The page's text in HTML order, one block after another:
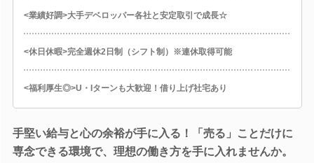
<業績好調>大手デベロッパー各社と安定取引で成長☆
<休日休暇>完全週休2日制（シフト制）※連休取得可能
<福利厚生◎>U・Iターンも大歓迎！借り上げ社宅あり
手堅い給与と心の余裕が手に入る！「売る」ことだけに
専念できる環境で、理想の働き方を手に入れませんか。